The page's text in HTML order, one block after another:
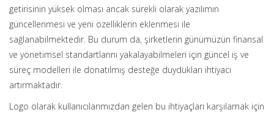
getirisinin yüksek olması ancak sürekli olarak yazılımın
güncellenmesi ve yeni özelliklerin eklenmesi ile
sağlanabilmektedir. Bu durum da, şirketlerin günümüzün finansal
ve yönetimsel standartlarını yakalayabilmeleri için güncel iş ve
süreç modelleri ile donatılmış desteğe duydukları ihtiyacı
artırmaktadır.
Logo olarak kullanıcılarımızdan gelen bu ihtiyaçları karşılamak için